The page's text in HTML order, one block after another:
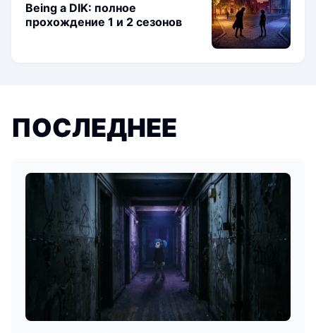
Being a DIK: полное
прохождение 1 и 2 сезонов
ПОСЛЕДНЕЕ